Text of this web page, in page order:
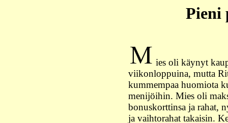
Pieni
ies oli käynyt
viikonloppuina, mutta
kummempaa huomiota
menijöihin. Mies oli
bonuskorttinsa ja rahat,
ja vaihtorahat takaisin.